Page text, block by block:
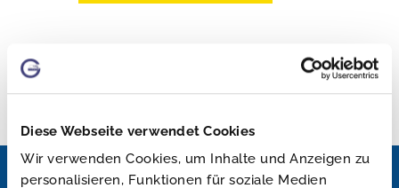
Diese Webseite verwendet Cookies
Wir verwenden Cookies, um Inhalte und Anzeigen zu
personalisieren, Funktionen für soziale Medien